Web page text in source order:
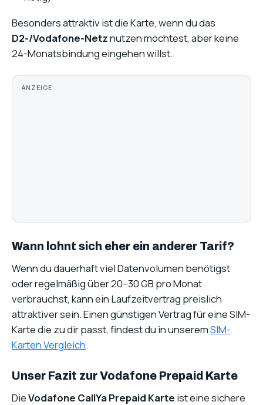
Besonders attraktiv ist die Karte, wenn du das
D2-/Vodafone-Netznutzen möchtest, aber keine
24-Monatsbindung eingehen willst.
ANZEIGE
Wann lohnt sich eher ein anderer Tarif?
Wenn du dauerhaft viel Datenvolumen benötigst
oder regelmäßig über 20–30 GB pro Monat
verbrauchst, kann ein Laufzeitvertrag preislich
attraktiver sein. Einen günstigen Vertrag für eine SIM-
Karte die zu dir passt, findest du in unseremSIM-
Karten Vergleich.
Unser Fazit zur Vodafone Prepaid Karte
DieVodafone CallYa Prepaid Karte ist eine sichere